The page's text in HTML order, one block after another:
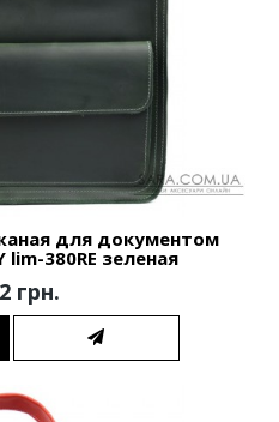
для документом
lim-380RE зеленая
грн.